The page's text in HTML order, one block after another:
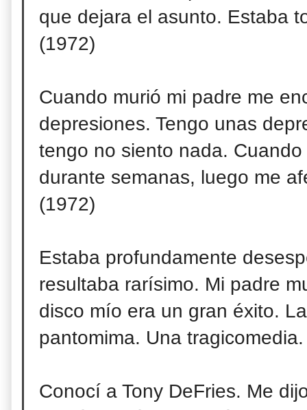
que dejara el asunto. Estaba
(1972)
Cuando murió mi padre me
depresiones. Tengo unas
tengo no siento nada.
durante semanas, luego me
(1972)
Estaba profundamente
resultaba rarísimo. Mi padre
disco mío era un gran éxito.
pantomima. Una
Conocí a Tony DeFries. Me